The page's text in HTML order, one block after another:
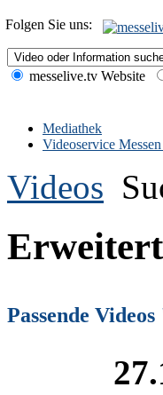
Folgen Sie uns:
messelive.tv Website
Mediathek
Videoservice
Videos
Passende